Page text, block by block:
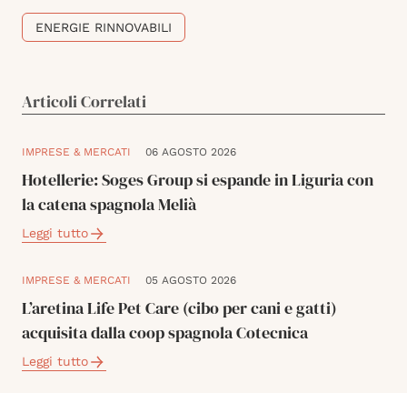
ENERGIE RINNOVABILI
Articoli Correlati
IMPRESE & MERCATI 06 AGOSTO 2026
Hotellerie: Soges Group si espande in Liguria con
la catena spagnola Melià
Leggi tutto
IMPRESE & MERCATI 05 AGOSTO 2026
L’aretina Life Pet Care (cibo per cani e gatti)
acquisita dalla coop spagnola Cotecnica
Leggi tutto